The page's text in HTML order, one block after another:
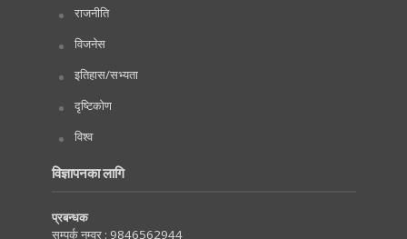
राजनीति
विजनेस
इतिहास/सभ्यता
दृष्टिकोण
विश्व
विज्ञापनका लागि
प्रबन्धक
सम्पर्क नम्वर : 9846562944